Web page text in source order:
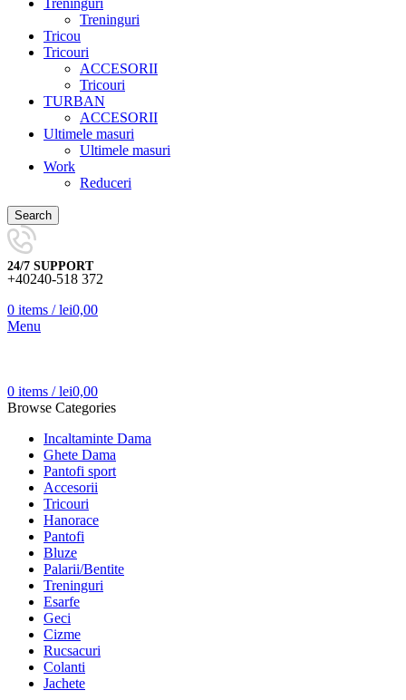
Treninguri
Treninguri
Tricou
Tricouri
ACCESORII
Tricouri
TURBAN
ACCESORII
Ultimele masuri
Ultimele masuri
Work
Reduceri
Search
24/7 SUPPORT
+40240-518 372
0 items / lei0,00
Menu
0 items / lei0,00
Browse Categories
Incaltaminte Dama
Ghete Dama
Pantofi sport
Accesorii
Tricouri
Hanorace
Pantofi
Bluze
Palarii/Bentite
Treninguri
Esarfe
Geci
Cizme
Rucsacuri
Colanti
Jachete